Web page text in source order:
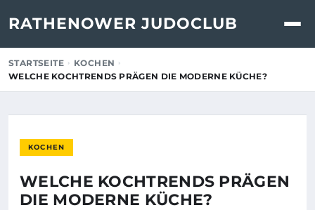
RATHENOWER JUDOCLUB
STARTSEITE
KOCHEN
WELCHE KOCHTRENDS PRÄGEN DIE MODERNE KÜCHE?
KOCHEN
WELCHE KOCHTRENDS PRÄGEN
DIE MODERNE KÜCHE?